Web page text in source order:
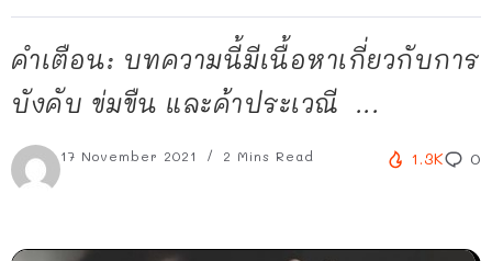
คำเตือน: บทความนี้มีเนื้อหาเกี่ยวกับการ
บังคับ ข่มขืน และค้าประเวณี ...
17 November 2021 2 Mins Read 1.3K 0